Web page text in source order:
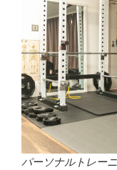
パーソナルトレー